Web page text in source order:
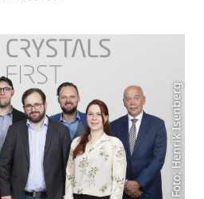
Foto: Henrik Isenberg